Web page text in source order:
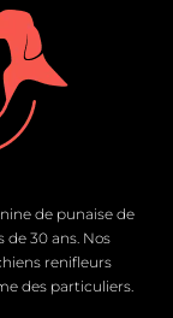
de punaise de
30 ans. Nos
renifleurs
des particuliers.